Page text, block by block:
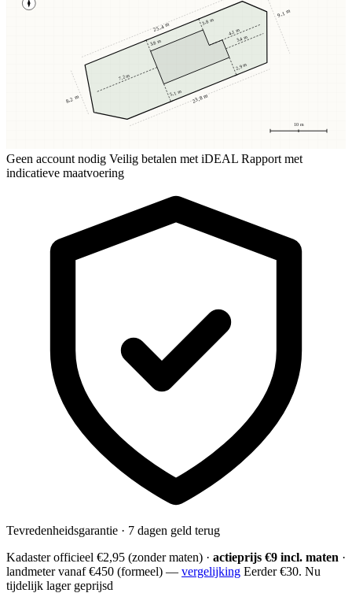
10 m
3,8 m
3,8 m
5,1 m
2,9 m
7,2 m
3,4 m
4,1 m
25,4 m
23,8 m
8,2 m
9,1 m
Geen account nodig Veilig betalen met iDEAL Rapport met
indicatieve maatvoering
Tevredenheidsgarantie · 7 dagen geld terug
Kadaster officieel €2,95 (zonder maten) · actieprijs €9 incl. maten ·
landmetervanaf €450 (formeel) — vergelijking Eerder €30. Nu
tijdelijk lager geprijsd